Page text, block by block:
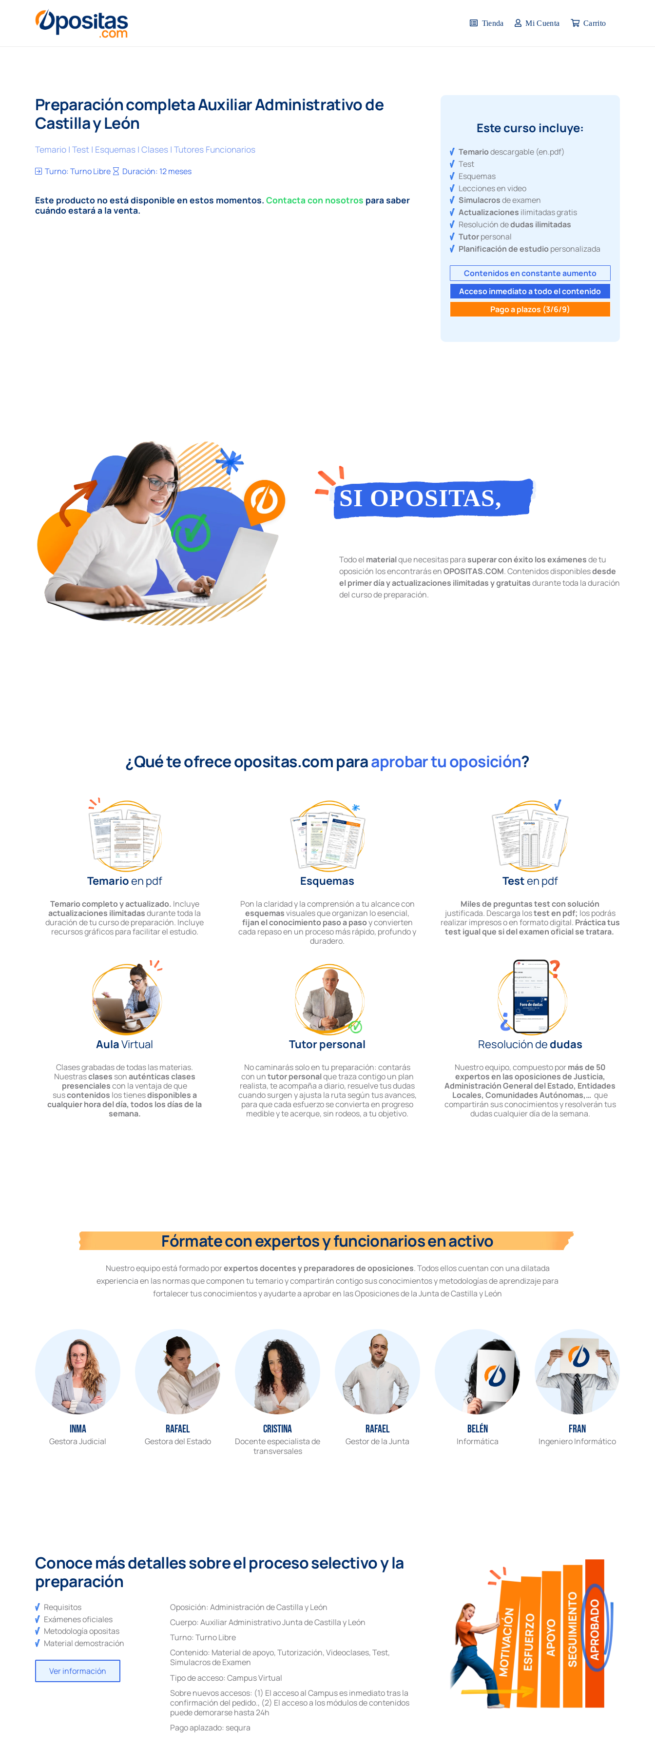
Tienda Mi Cuenta Carrito
Preparación completa Auxiliar Administrativo de
Castilla y León
Temario | Test | Esquemas | Clases | Tutores Funcionarios
Turno:Turno Libre Duración: 12 meses
Este producto no está disponible en estos momentos. Contacta con nosotros para saber
cuándo estará a la venta.
Este curso incluye:
Temariodescargable (en.pdf)
Test
Esquemas
Lecciones en video
Simulacrosde examen
Actualizaciones ilimitadas gratis
Resolución dedudas ilimitadas
Tutorpersonal
Planificación de estudiopersonalizada
Contenidos en constante aumento
Acceso inmediato a todo el contenido
Pago a plazos (3/6/9)
SI OPOSITAS,
OPOSITAS
Todo el materialque necesitas para superar con éxito los exámenesde tu
oposición los encontrarás enOPOSITAS.COM. Contenidos disponiblesdesde
el primer día y actualizaciones ilimitadas y gratuitasdurante toda la duración
del curso de preparación.
¿Qué te ofrece opositas.com paraaprobar tu oposición?
Temario en pdf
Temario completo y actualizado. Incluye
actualizaciones ilimitadasdurante toda la
duración de tu curso de preparación. Incluye
recursos gráficos para facilitar el estudio.
Esquemas
Pon la claridad y la comprensión a tu alcance con
esquemasvisuales que organizan lo esencial,
fijan el conocimiento paso a pasoy convierten
cada repaso en un proceso más rápido, profundo y
duradero.
Test en pdf
Miles de preguntas test con solución
justificada. Descarga lostest en pdf; los podrás
realizar impresos o en formato digital. Práctica tus
test igual que si del examen oficial se tratara.
AulaVirtual
Clases grabadas de todas las materias.
Nuestrasclases sonauténticas clases
presencialescon la ventaja de que
suscontenidos los tienesdisponibles a
cualquier hora del día, todos los días de la
semana.
Tutor personal
No caminarás solo en tu preparación: contarás
con untutor personalque traza contigo un plan
realista, te acompaña a diario, resuelve tus dudas
cuando surgen y ajusta la ruta según tus avances,
para que cada esfuerzo se convierta en progreso
medible y te acerque, sin rodeos, a tu objetivo.
Resolución de dudas
Nuestro equipo, compuesto pormás de 50
expertos en las oposiciones de Justicia,
Administración General del Estado, Entidades
Locales, Comunidades Autónomas,… que
compartirán sus conocimientos y resolverán tus
dudas cualquier día de la semana.
Fórmate con expertos y funcionarios en activo
Nuestro equipo está formado porexpertos docentes y preparadores de oposiciones. Todos ellos cuentan con una dilatada
experiencia en las normas que componen tu temario y compartirán contigo sus conocimientos y metodologías de aprendizaje para
fortalecer tus conocimientos y ayudarte a aprobar en las Oposiciones de la Junta de Castilla y León
Inma
Gestora Judicial
Rafael
Gestora del Estado
Cristina
Docente especialista de
transversales
Rafael
Gestor de la Junta
Belén
Informática
Fran
Ingeniero Informático
Conoce más detalles sobre el proceso selectivo y la
preparación
Requisitos
Exámenes oficiales
Metodología opositas
Material demostración
Ver información
Oposición:Administración de Castilla y León
Cuerpo:Auxiliar Administrativo Junta de Castilla y León
Turno:Turno Libre
Contenido: Material de apoyo,Tutorización,Videoclases,Test,
Simulacros de Examen
Tipo de acceso:Campus Virtual
Sobre nuevos accesos: (1) El acceso al Campus es inmediato tras la
confirmación del pedido., (2) El acceso a los módulos de contenidos
puede demorarse hasta 24h
Pago aplazado: sequra